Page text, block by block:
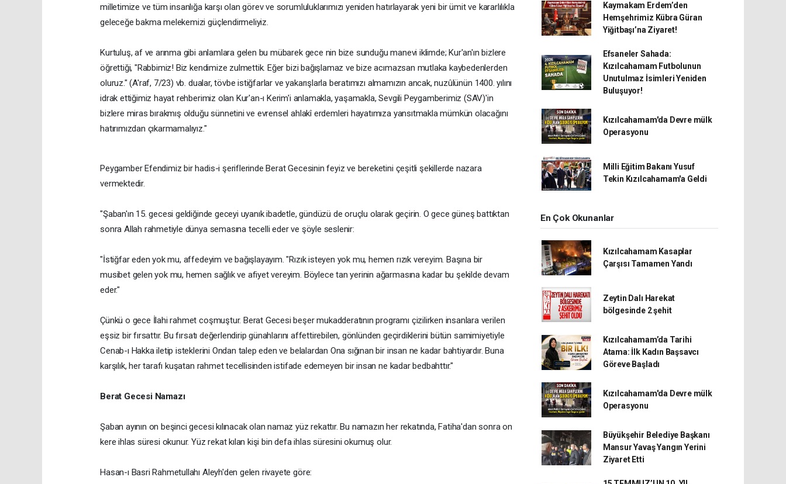
milletimize ve tüm insanlığa karşı olan görev ve sorumluluklarımızı yeniden hatırlayarak yeni bir ümit ve kararlılıkla
geleceğe bakma melekemizi güçlendirmeliyiz.
Kurtuluş, af ve arınma gibi anlamlara gelen bu mübarek gece nin bize sunduğu manevi iklimde; Kur'an'ın bizlere
öğrettiği, "Rabbimiz! Biz kendimize zulmettik. Eğer bizi bağışlamaz ve bize acımazsan mutlaka kaybedenlerden
oluruz." (A'raf, 7/23) vb. dualar, tövbe istiğfarlar ve yakarışlarla beratımızı almamızın ancak, nuzûlünün 1400. yılını
idrak ettiğimiz hayat rehberimiz olan Kur'an-ı Kerim'i anlamakla, yaşamakla, Sevgili Peygamberimiz (SAV)'in
bizlere miras bırakmış olduğu sünnetini ve evrensel ahlakî erdemleri hayatımıza yansıtmakla mümkün olacağını
hatırımızdan çıkarmamalıyız."
Peygamber Efendimiz bir hadis-i şeriflerinde Berat Gecesinin feyiz ve bereketini çeşitli şekillerde nazara
vermektedir.
"Şaban'ın 15. gecesi geldiğinde geceyi uyanık ibadetle, gündüzü de oruçlu olarak geçirin. O gece güneş battıktan
sonra Allah rahmetiyle dünya semasına tecelli eder ve şöyle seslenir:
"İstiğfar eden yok mu, affedeyim ve bağışlayayım. "Rızık isteyen yok mu, hemen rızık vereyim. Başına bir
musibet gelen yok mu, hemen sağlık ve afiyet vereyim. Böylece tan yerinin ağarmasına kadar bu şekilde devam
eder."
Çünkü o gece İlahi rahmet coşmuştur. Berat Gecesi beşer mukadderatının programı çizilirken insanlara verilen
eşsiz bir fırsattır. Bu fırsatı değerlendirip günahlarını affettirebilen, gönlünden geçirdiklerini bütün samimiyetiyle
Cenab-ı Hakka iletip isteklerini Ondan talep eden ve belalardan Ona sığınan bir insan ne kadar bahtiyardır. Buna
karşılık, her tarafı kuşatan rahmet tecellisinden istifade edemeyen bir insan ne kadar bedbahttır."
Berat Gecesi Namazı
Şaban ayının on beşinci gecesi kılınacak olan namaz yüz rekattır. Bu namazın her rekatında, Fatiha'dan sonra on
kere ihlas süresi okunur. Yüz rekat kılan kişi bin defa ihlas süresini okumuş olur.
Hasan-ı Basri Rahmetullahı Aleyh'den gelen rivayete göre:
Kaymakam Erdem’den
Hemşehrimiz Kübra Güran
Yiğitbaşı’na Ziyaret!
Efsaneler Sahada:
Kızılcahamam Futbolunun
Unutulmaz İsimleri Yeniden
Buluşuyor!
Kızılcahamam'da Devre mülk
Operasyonu
Milli Eğitim Bakanı Yusuf
Tekin Kızılcahamam'a Geldi
En Çok Okunanlar
Kızılcahamam Kasaplar
Çarşısı Tamamen Yandı
Zeytin Dalı Harekat
bölgesinde 2 şehit
Kızılcahamam’da Tarihi
Atama: İlk Kadın Başsavcı
Göreve Başladı
Kızılcahamam'da Devre mülk
Operasyonu
Büyükşehir Belediye Başkanı
Mansur Yavaş Yangın Yerini
Ziyaret Etti